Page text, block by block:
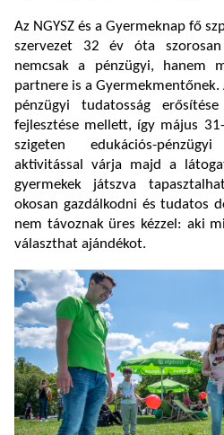
Az NGYSZ és a Gyermeknap fő
szervezet 32 év óta
nemcsak a pénzügyi, hanem
partnere is a Gyermekmentőnek.
pénzügyi tudatosság
fejlesztése mellett, így május
szigeten edukációs-
aktivitással várja majd a
gyermekek játszva
okosan gazdálkodni és tudatos
nem távoznak üres kézzel: aki
választhat ajándékot.